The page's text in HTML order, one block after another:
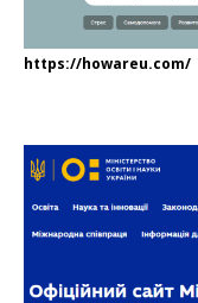
https://howareu.com/